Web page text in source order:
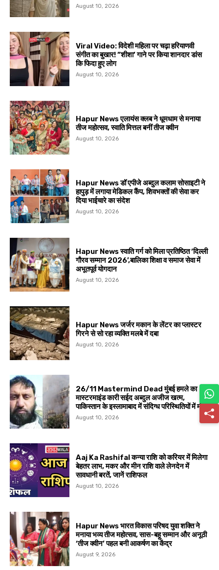
August 10, 2026
Viral Video: विदेशी महिला पर चढ़ा हरियाणवी
संगीत का बुखार! ”शीशा’ गाने पर किया शानदार डांस
कि फिदा हुए लोग
August 10, 2026
Hapur News एलायंस क्लब ने धूमधाम से मनाया
तीज महोत्सव, स्वाति मित्तल बनीं तीज क्वीन
August 10, 2026
Hapur News डॉ एपीजे अब्दुल कलाम सोसाइटी ने
हापुड़ में लगाया मेडिकल कैंप, शिवभक्तों की सेवा कर
दिया भाईचारे का संदेश
August 10, 2026
Hapur News स्वाति गर्ग को मिला प्रतिष्ठित ‘दिल्ली
गौरव सम्मान 2026’,बालिका शिक्षा व समाज सेवा में
अभूतपूर्व योगदान
August 10, 2026
Hapur News जर्जर मकान के लेंटर का प्लास्टर
गिरने से सो रहा व्यक्ति मलबे में दबा
August 10, 2026
26/11 Mastermind Dead मुंबई हमले का
मास्टरमाइंड कारी सईद अब्दुल अजीज खत्म,
पाकिस्तान के इस्लामाबाद में संदिग्ध परिस्थितियों में मौत
August 10, 2026
Aaj Ka Rashifal कन्या राशि को करियर में मिलेगा
बेहतर लाभ, मकर और मीन राशि वाले लेनदेन में
सावधानी बरतें, जानें राशिफल
August 10, 2026
Hapur News भारत विकास परिषद युवा शक्ति ने
मनाया भव्य तीज महोत्सव, सास-बहू सम्मान और अनूठी
‘तीज क्वीन’ पहल बनी आकर्षण का केंद्र
August 9, 2026